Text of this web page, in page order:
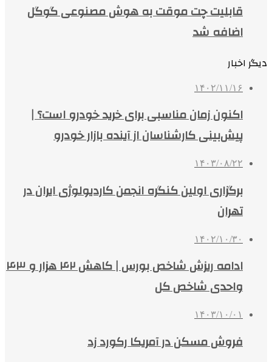
قابلیت چت موقت به هوش مصنوعی گوگل
اضافه شد
دیگر اخبار
۱۴۰۲/۱۱/۱۶
اکنون زمان مناسبی برای خرید خودرو است؟ |
پیش‌بینی کارشناسان از آینده بازار خودرو
۱۴۰۳/۰۸/۲۲
برگزاری اولین کنگره انجمن کاردیولوژی ایران در
تهران
۱۴۰۲/۱۰/۳۰
ادامه ریزش شاخص بورس | کاهش ۴۲ هزار و ۴۳
واحدی شاخص کل
۱۴۰۳/۱۰/۰۱
فروش مسکن در آمریکا رکورد زد